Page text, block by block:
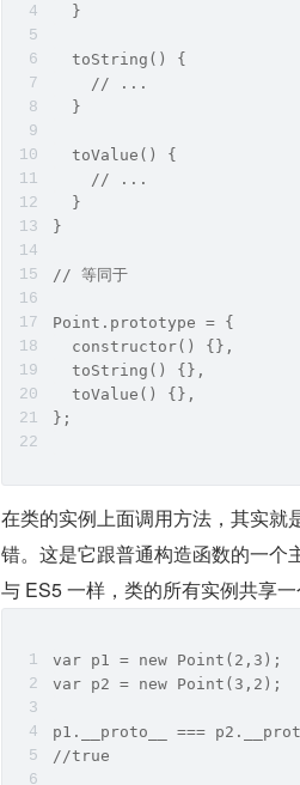
  }
  toString() {
    // ...
  }
  toValue() {
    // ...
  }
}
// 等同于
Point.prototype = {
  constructor() {},
  toString() {},
  toValue() {},
};
在类的实例上面调用方法，其实就
错。这是它跟普通构造函数的一个
与 ES5 一样，类的所有实例共享一
var p1 = new Point(2,3);
var p2 = new Point(3,2);
p1.__proto__ ===
//true